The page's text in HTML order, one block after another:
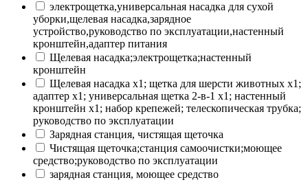
электрощетка,универсальная насадка для сухой
уборки,щелевая насадка,зарядное
устройство,руководство по эксплуатации,настенный
кронштейн,адаптер питания
Щелевая насадка;электрощетка;настенный
кронштейн
Щелевая насадка х1; щетка для шерсти животных х1;
адаптер х1; универсальная щетка 2-в-1 х1; настенный
кронштейн х1; набор крепежей; телескопическая трубка;
руководство по эксплуатации
Зарядная станция, чистящая щеточка
Чистящая щеточка;станция самоочистки;моющее
средство;руководство по эксплуатации
зарядная станция, моющее средство